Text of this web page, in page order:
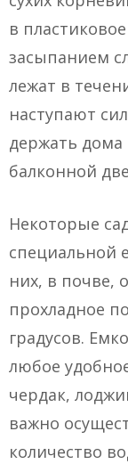
в
засыпанием
лежат в
наступают
держать дома
балконной
Некоторые
специальной
них, в почве,
прохладное
градусов.
любое
чердак,
важно
количество